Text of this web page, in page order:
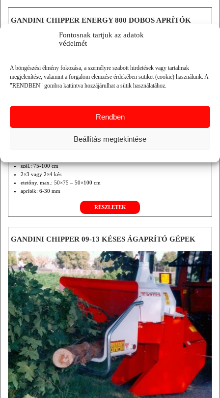
Fontosnak tartjuk az adatok
védelmét
A böngészési élmény fokozása, a személyre szabott hirdetések vagy tartalmak
megjelenítése, valamint a forgalom elemzése érdekében sütiket (cookie) használunk. A
"RENDBEN" gombra kattintva hozzájárulhat a sütik használatához.
Rendben
Beállítás megtekintése
GANDINI CHIPPER ENERGY 800 DOBOS APRÍTÓK
szél.: 75-100 cm
2×3 vagy 2×4 kés
etetőny. max.: 50×75 – 50×100 cm
apríték: 6-30 mm
saját motor: 315-530 LE
RÉSZLETEK
GANDINI CHIPPER 09-13 KÉSES ÁGAPRÍTÓ GÉPEK